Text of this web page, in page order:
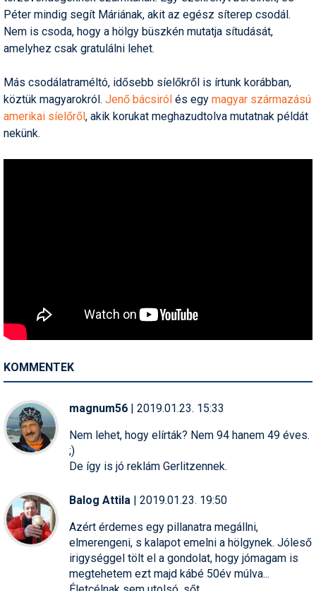
Humor
Hütte
Interjúk
Játékok
Pályázatok
Rajzok
Síbérletárak
Síbörze
Sífelszerelés
Sífutás
Símánia
Péter mindig segít Máriának, akit az egész síterep csodál.
Nem is csoda, hogy a hölgy büszkén mutatja sítudását,
amelyhez csak gratulálni lehet.
Más csodálatraméltó, idősebb síelőkről is írtunk korábban,
köztük magyarokról. Jenő bácsiról és egy magyar származású
amerikai síelőről, akik korukat meghazudtolva mutatnak példát
nekünk.
KOMMENTEK
magnum56 | 2019.01.23. 15:33
Nem lehet, hogy elírták? Nem 94 hanem 49 éves.
;)
De így is jó reklám Gerlitzennek.
Balog Attila | 2019.01.23. 19:50
Azért érdemes egy pillanatra megállni,
elmerengeni, s kalapot emelni a hölgynek. Jóleső
irigységgel tölt el a gondolat, hogy jómagam is
megtehetem ezt majd kábé 50év múlva...